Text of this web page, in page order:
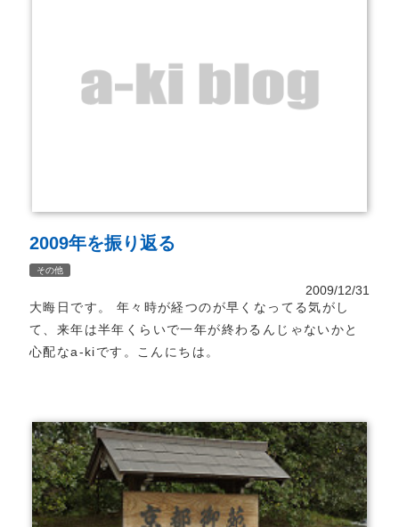
2009年を振り返る
その他
2009/12/31
大晦日です。 年々時が経つのが早くなってる気がし
て、来年は半年くらいで一年が終わるんじゃないかと
心配なa-kiです。こんにちは。